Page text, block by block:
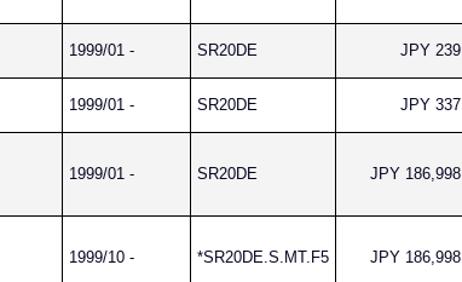
1999/01 - SR20DE JPY 239
1999/01 - SR20DE JPY 337
1999/01 - SR20DE JPY 186,998
1999/10 - *SR20DE.S.MT.F5 JPY 186,998